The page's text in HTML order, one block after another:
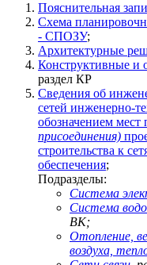
Пояснительная
Схема
- СПОЗУ;
Архитектурные
Конструктивные и
раздел КР
Сведения об
сетей инженерно-
обозначением мест
присоединения)
строительства к
обеспечения;
Подразделы:
Система
Система
ВК;
Отопление,
воздуха,